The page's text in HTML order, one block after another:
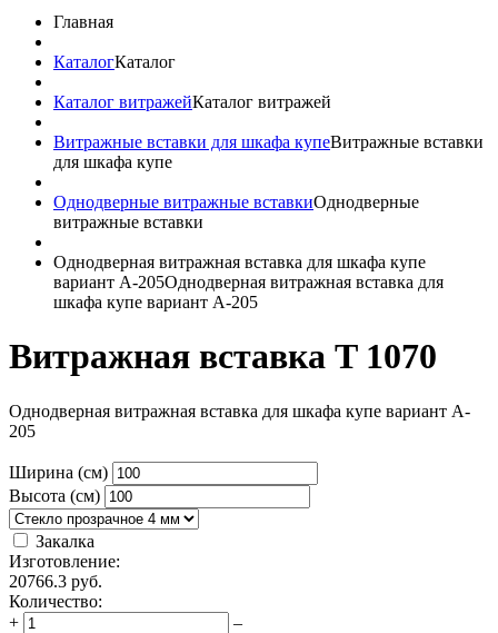
Главная
КаталогКаталог
Каталог витражейКаталог витражей
Витражные вставки для шкафа купеВитражные вставки
для шкафа купе
Однодверные витражные вставкиОднодверные
витражные вставки
Однодверная витражная вставка для шкафа купе
вариант A-205Однодверная витражная вставка для
шкафа купе вариант A-205
Витражная вставка T 1070
Однодверная витражная вставка для шкафа купе вариант A-
205
Ширина (см)
Высота (см)
Закалка
Изготовление:
20766.3 руб.
Количество:
+
–